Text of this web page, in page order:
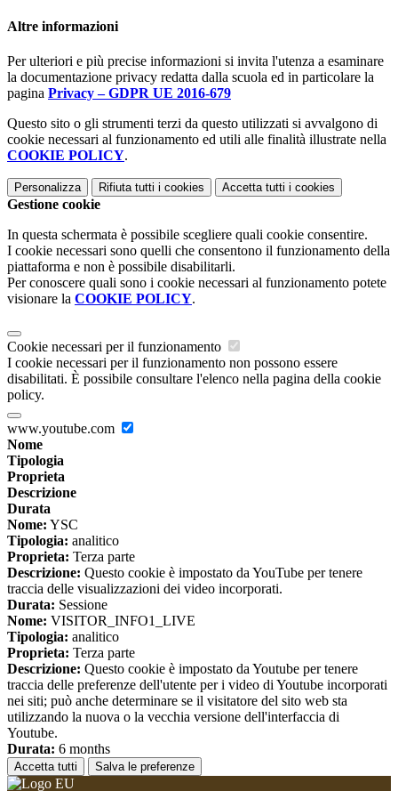
Altre informazioni
Per ulteriori e più precise informazioni si invita l'utenza a esaminare
la documentazione privacy redatta dalla scuola ed in particolare la
pagina Privacy – GDPR UE 2016-679
Questo sito o gli strumenti terzi da questo utilizzati si avvalgono di
cookie necessari al funzionamento ed utili alle finalità illustrate nella
COOKIE POLICY.
Personalizza Rifiuta tutti i cookies Accetta tutti i cookies
Gestione cookie
In questa schermata è possibile scegliere quali cookie consentire.
I cookie necessari sono quelli che consentono il funzionamento della
piattaforma e non è possibile disabilitarli.
Per conoscere quali sono i cookie necessari al funzionamento potete
visionare la COOKIE POLICY.
Cookie necessari per il funzionamento
I cookie necessari per il funzionamento non possono essere
disabilitati. È possibile consultare l'elenco nella pagina della cookie
policy.
www.youtube.com
Nome
Tipologia
Proprieta
Descrizione
Durata
Nome: YSC
Tipologia: analitico
Proprieta: Terza parte
Descrizione: Questo cookie è impostato da YouTube per tenere
traccia delle visualizzazioni dei video incorporati.
Durata: Sessione
Nome: VISITOR_INFO1_LIVE
Tipologia: analitico
Proprieta: Terza parte
Descrizione: Questo cookie è impostato da Youtube per tenere
traccia delle preferenze dell'utente per i video di Youtube incorporati
nei siti; può anche determinare se il visitatore del sito web sta
utilizzando la nuova o la vecchia versione dell'interfaccia di
Youtube.
Durata: 6 months
Accetta tutti Salva le preferenze